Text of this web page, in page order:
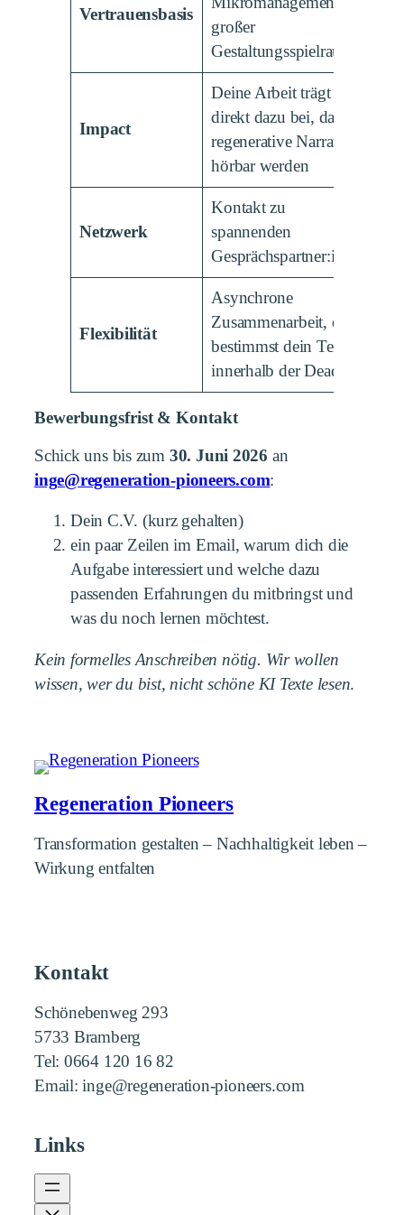
Vertrauensbasis
großer
Gestaltungsspielraum
Impact
Deine Arbeit trägt
direkt dazu bei, dass
regenerative Narrative
hörbar werden
Netzwerk
Kontakt zu
spannenden
Gesprächspartner:innen
Flexibilität
Asynchrone
Zusammenarbeit, du
bestimmst dein Tempo
innerhalb der Deadline
Bewerbungsfrist & Kontakt
Schick uns bis zum 30. Juni 2026 an
inge@regeneration-pioneers.com:
Dein C.V. (kurz gehalten)
ein paar Zeilen im Email, warum dich die
Aufgabe interessiert und welche dazu
passenden Erfahrungen du mitbringst und
was du noch lernen möchtest.
Kein formelles Anschreiben nötig. Wir wollen
wissen, wer du bist, nicht schöne KI Texte lesen.
Regeneration Pioneers
Transformation gestalten – Nachhaltigkeit leben –
Wirkung entfalten
Kontakt
Schönebenweg 293
5733 Bramberg
Tel: 0664 120 16 82
Email: inge@regeneration-pioneers.com
Links